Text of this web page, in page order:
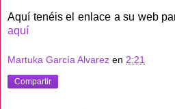
Aquí tenéis el enlace a su web
aquí
Martuka García Alvarez en 2:21
Compartir